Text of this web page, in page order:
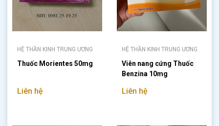
HỆ THẦN KINH TRUNG ƯƠNG
Thuốc Morientes 50mg
Liên hệ
HỆ THẦN KINH TRUNG ƯƠNG
Viên nang cứng Thuốc
Benzina 10mg
Liên hệ